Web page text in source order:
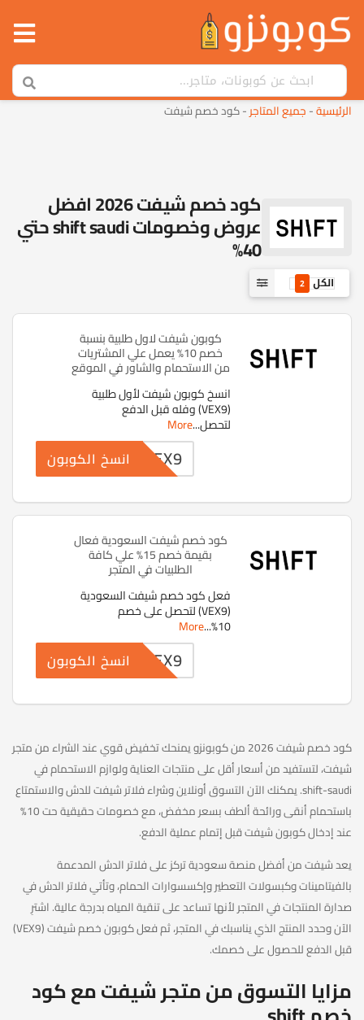
الرئيسية-جميع المتاجر-كود خصم شيفت
كود خصم شيفت 2026 افضل
عروض وخصومات shift saudi حتي
40%
الكل 2
كوبون شيفت لاول طلبية بنسبة
خصم 10% يعمل علي المشتريات
من الاستحمام والشاور في الموقع
انسخ كوبون شيفت لأول طلبية
(VEX9) وفله قبل الدفع
لتحصل...
More
VEX9 انسخ الكوبون
كود خصم شيفت السعودية فعال
بقيمة خصم 15% علي كافة
الطلبيات في المتجر
فعل كود خصم شيفت السعودية
(VEX9) لتحصل على خصم
10%
...
More
VEX9 انسخ الكوبون
كود خصم شيفت 2026 من كوبونزو يمنحك تخفيض قوي عند الشراء من متجر
شيفت، لتستفيد من أسعار أقل على منتجات العناية ولوازم الاستحمام في
shift-saudi. يمكنك الآن التسوق أونلاين وشراء فلاتر شيفت للدش والاستمتاع
باستحمام أنقى ورائحة ألطف بسعر مخفض، مع خصومات حقيقية حت 10%
عند إدخال كوبون شيفت قبل إتمام عملية الدفع.
يعد شيفت من أفضل منصة سعودية تركز على فلاتر الدش المدعمة
بالفيتامينات وكبسولات التعطير وإكسسوارات الحمام، وتأتي فلاتر الدش في
صدارة المنتجات في المتجر لأنها تساعد على تنقية المياه بدرجة عالية. اشترِ
الآن وحدد المنتج الذي يناسبك في المتجر، ثم فعل كوبون خصم شيفت (VEX9)
قبل الدفع للحصول على خصمك.
مزايا التسوق من متجر شيفت مع كود